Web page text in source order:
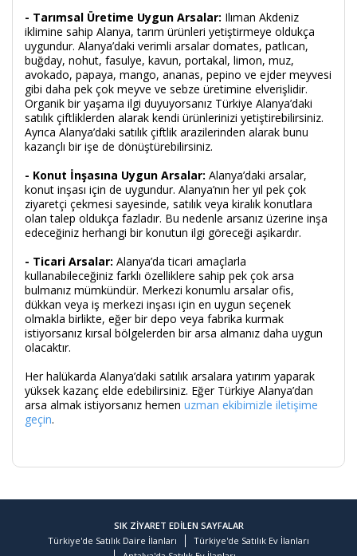
- Tarımsal Üretime Uygun Arsalar: Ilıman Akdeniz
iklimine sahip Alanya, tarım ürünleri yetiştirmeye oldukça
uygundur. Alanya’daki verimli arsalar domates, patlıcan,
buğday, nohut, fasulye, kavun, portakal, limon, muz,
avokado, papaya, mango, ananas, pepino ve ejder meyvesi
gibi daha pek çok meyve ve sebze üretimine elverişlidir.
Organik bir yaşama ilgi duyuyorsanız Türkiye Alanya’daki
satılık çiftliklerden alarak kendi ürünlerinizi yetiştirebilirsiniz.
Ayrıca Alanya’daki satılık çiftlik arazilerinden alarak bunu
kazançlı bir işe de dönüştürebilirsiniz.
- Konut İnşasına Uygun Arsalar: Alanya’daki arsalar,
konut inşası için de uygundur. Alanya’nın her yıl pek çok
ziyaretçi çekmesi sayesinde, satılık veya kiralık konutlara
olan talep oldukça fazladır. Bu nedenle arsanız üzerine inşa
edeceğiniz herhangi bir konutun ilgi göreceği aşikardır.
- Ticari Arsalar: Alanya’da ticari amaçlarla
kullanabileceğiniz farklı özelliklere sahip pek çok arsa
bulmanız mümkündür. Merkezi konumlu arsalar ofis,
dükkan veya iş merkezi inşası için en uygun seçenek
olmakla birlikte, eğer bir depo veya fabrika kurmak
istiyorsanız kırsal bölgelerden bir arsa almanız daha uygun
olacaktır.
Her halükarda Alanya’daki satılık arsalara yatırım yaparak
yüksek kazanç elde edebilirsiniz. Eğer Türkiye Alanya’dan
arsa almak istiyorsanız hemen uzman ekibimizle iletişime
geçin.
SIK ZİYARET EDİLEN SAYFALAR
Türkiye'de Satılık Daire İlanları
Türkiye'de Satılık Ev İlanları